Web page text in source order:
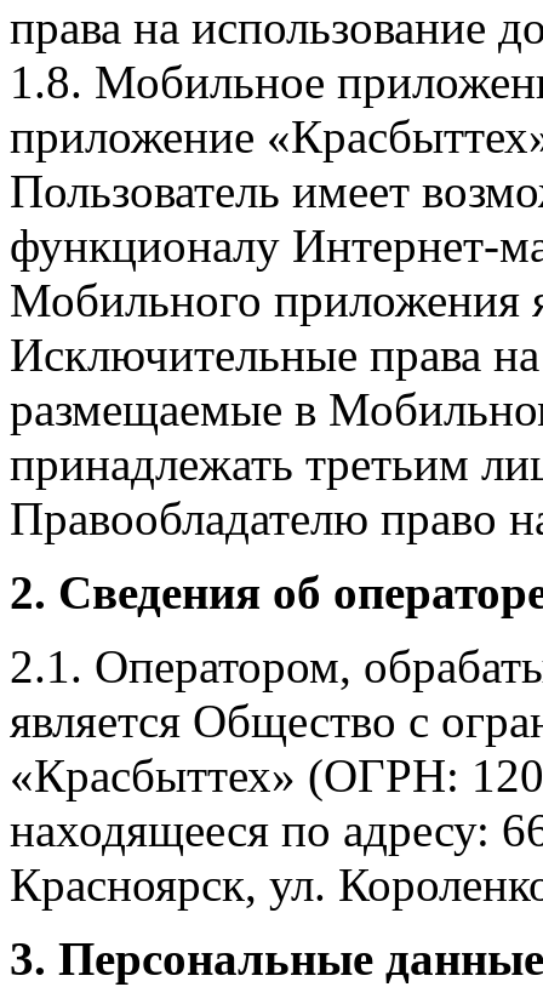
права на использование
1.8. Мобильное
приложение
Пользователь имеет
функционалу Интернет-
Мобильного приложения
Исключительные права
размещаемые в
принадлежать третьим
Правообладателю право
2. Сведения об
2.1. Оператором,
является Общество с
«Красбыттех» (ОГРН:
находящееся по адресу:
Красноярск, ул.
3. Персональные